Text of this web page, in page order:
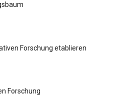
Forschung etablieren
Forschung